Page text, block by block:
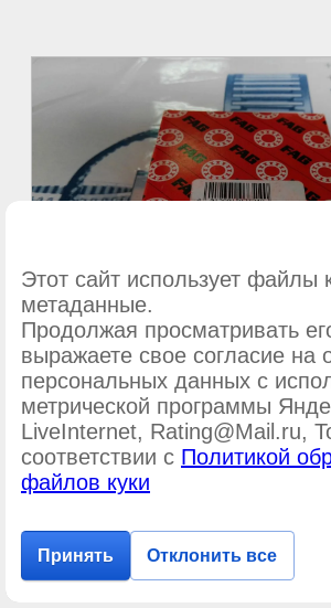
©ООО Подшипник-сервис
Этот сайт использует файлы
метаданные.
Продолжая просматривать
выражаете свое согласие на
персональных данных с
метрической программы
LiveInternet, Rating@Mail.ru,
соответствии с Политикой
файлов куки
Принять Отклонить все